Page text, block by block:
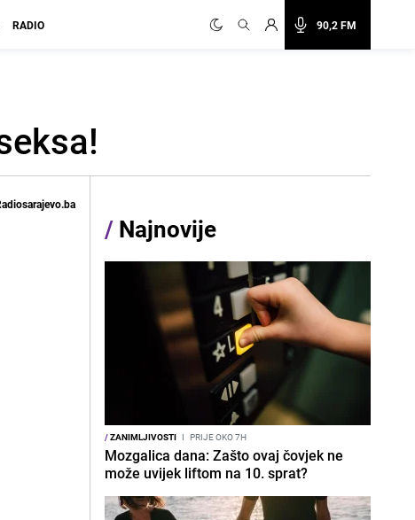
90,2 FM
RADIO
/ Najnovije
/ZANIMLJIVOSTI I PRIJE OKO 7H
Mozgalica dana: Zašto ovaj čovjek ne
može uvijek liftom na 10. sprat?